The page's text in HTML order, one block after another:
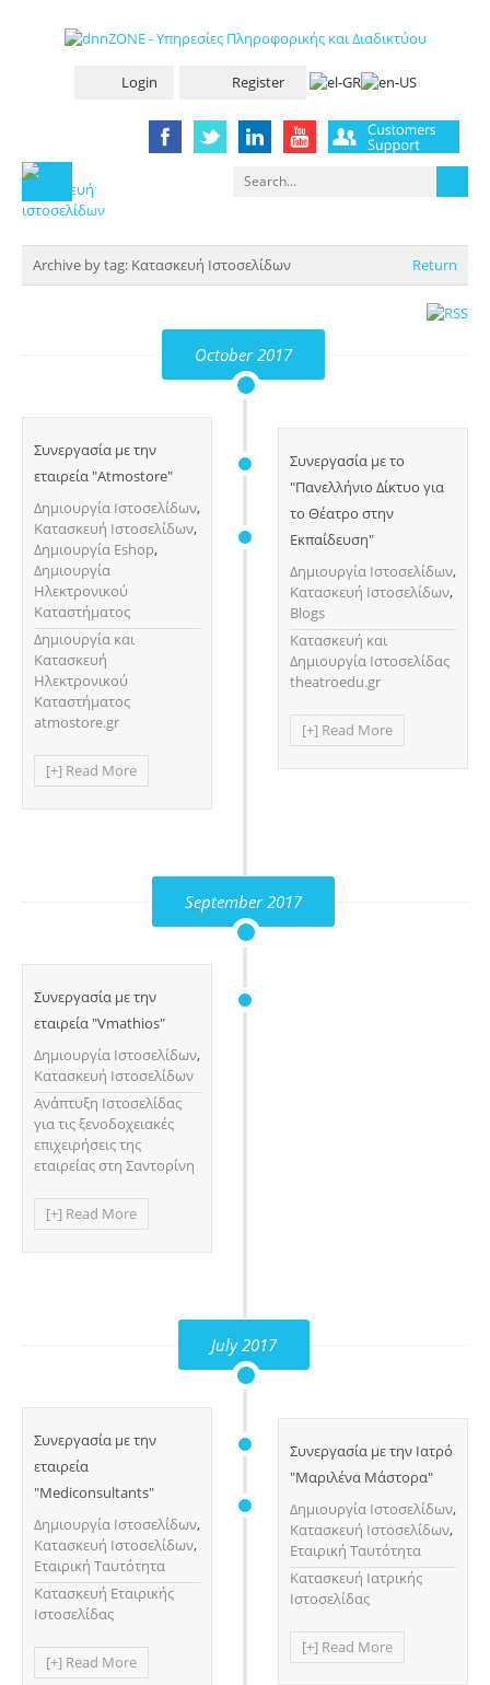
Login Register
Archive by tag: Κατασκευή Ιστοσελίδων Return
October 2017
Συνεργασία με την
εταιρεία "Atmostore"
Δημιουργία Ιστοσελίδων,
Κατασκευή Ιστοσελίδων,
Δημιουργία Eshop,
Δημιουργία
Ηλεκτρονικού
Καταστήματος
Δημιουργία και
Κατασκευή
Ηλεκτρονικού
Καταστήματος
atmostore.gr
[+] Read More
Συνεργασία με το
"Πανελλήνιο Δίκτυο για
το Θέατρο στην
Εκπαίδευση"
Δημιουργία Ιστοσελίδων,
Κατασκευή Ιστοσελίδων,
Blogs
Κατασκευή και
Δημιουργία Ιστοσελίδας
theatroedu.gr
[+] Read More
September 2017
Συνεργασία με την
εταιρεία "Vmathios"
Δημιουργία Ιστοσελίδων,
Κατασκευή Ιστοσελίδων
Ανάπτυξη Ιστοσελίδας
για τις ξενοδοχειακές
επιχειρήσεις της
εταιρείας στη Σαντορίνη
[+] Read More
July 2017
Συνεργασία με την
εταιρεία
"Mediconsultants"
Δημιουργία Ιστοσελίδων,
Κατασκευή Ιστοσελίδων,
Εταιρική Ταυτότητα
Κατασκευή Εταιρικής
Ιστοσελίδας
[+] Read More
Συνεργασία με την Ιατρό
"Μαριλένα Μάστορα"
Δημιουργία Ιστοσελίδων,
Κατασκευή Ιστοσελίδων,
Εταιρική Ταυτότητα
Κατασκευή Ιατρικής
Ιστοσελίδας
[+] Read More